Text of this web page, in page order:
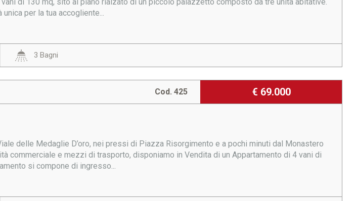
per la tua accogliente...
3 Bagni
€ 69.000
Cod. 425
delle Medaglie D’oro, nei pressi di Piazza Risorgimento e a pochi minuti dal Monastero
commerciale e mezzi di trasporto, disponiamo in Vendita di un Appartamento di 4 vani di
si compone di ingresso...